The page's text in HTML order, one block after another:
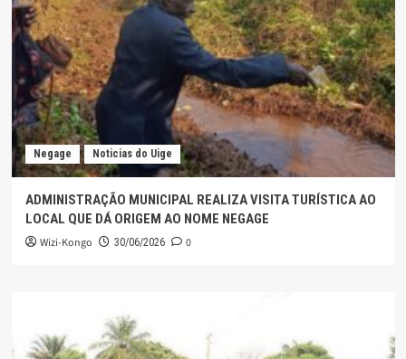
Negage Noticias do Uige
ADMINISTRAÇÃO MUNICIPAL REALIZA VISITA TURÍSTICA AO
LOCAL QUE DÁ ORIGEM AO NOME NEGAGE
Wizi-Kongo 30/06/2026 0